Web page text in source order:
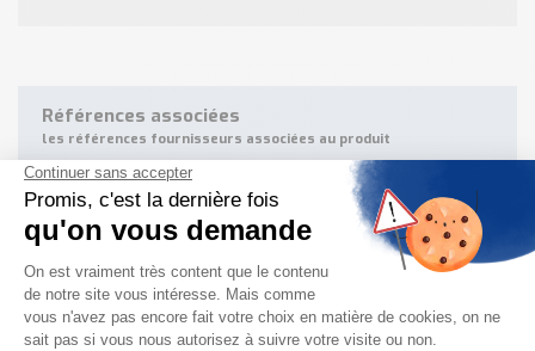
Références associées
les références fournisseurs associées au produit
Référence: LBR-ARCSAA1HAAX, Num: 6080468
Référence: LBR-XXTTCAMHKAX, Num: 6075264
Référence: LBR-XXCSAAMHKAX, Num: 6080699
Référence: LBR-XXBXXCBHKXX, Num: 6072112
Référence: LBR-AHBXCC2HAXX, Num: 6077357
Référence: LBR-ARBXXC2HAXX, Num: 6082420
Référence: LBR-XXTTCAMHKXX, Num: 6076492
Référence: LBR-XXBXCCBHKXX, Num: 6072113
Référence: LBR-XXBXXCMHKAX, Num: 6080698